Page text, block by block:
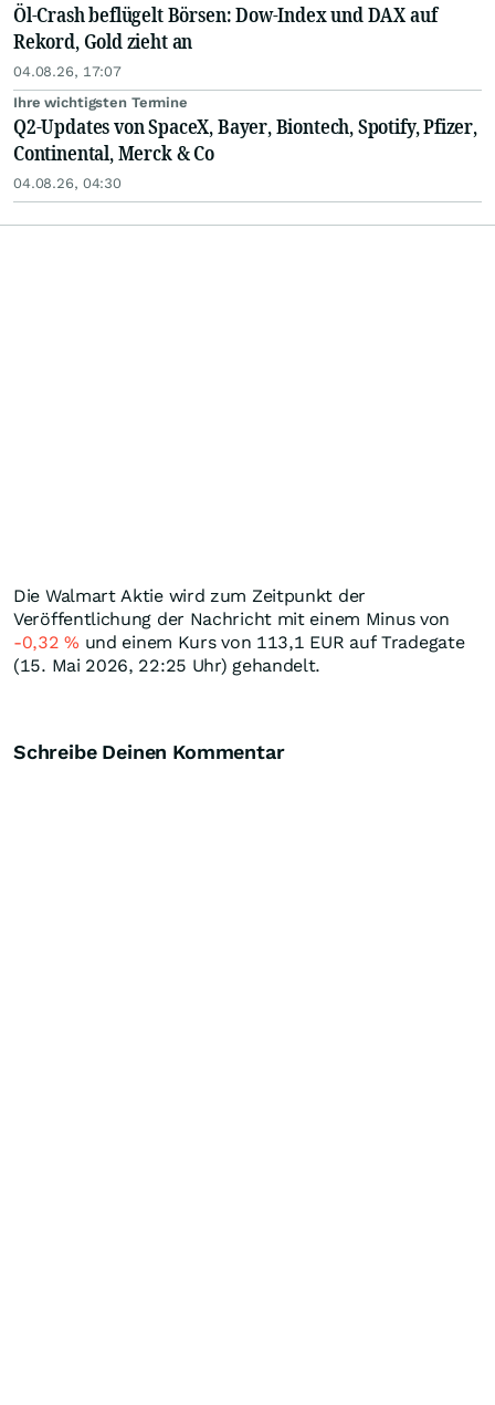
Öl-Crash beflügelt Börsen: Dow-Index und DAX auf
Rekord, Gold zieht an
04.08.26, 17:07
Ihre wichtigsten Termine
Q2-Updates von SpaceX, Bayer, Biontech, Spotify, Pfizer,
Continental, Merck & Co
04.08.26, 04:30
Die Walmart Aktie wird zum Zeitpunkt der
Veröffentlichung der Nachricht mit einem Minus von
-0,32% und einem Kurs von 113,1 EUR auf Tradegate
(15. Mai 2026, 22:25 Uhr) gehandelt.
Schreibe Deinen Kommentar